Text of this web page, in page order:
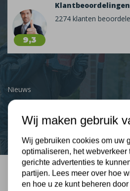
9,3
Klantbeoordelingen
2274 klanten
Nieuws
Contact
Bel mij terug
Wij maken gebruik
Wij gebruiken cookies om uw
optimaliseren, het webverkeer
gerichte advertenties te
partijen. Lees meer over hoe
en hoe u ze kunt beheren